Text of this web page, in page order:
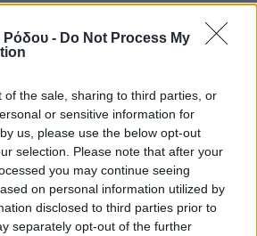
Ρόδου - Do Not Process My
of the sale, sharing to third parties, or
or sensitive information for
us, please use the below opt-out
selection. Please note that after your
you may continue seeing
on personal information utilized by
disclosed to third parties prior to
separately opt-out of the further
«Από τη Δευτέρα σημειώνεται αισθητή
τεράστια ζήτηση για τη Ρόδο!»
ΔΙΑΒΑΣΕ ΕΠΙΣΗΣ